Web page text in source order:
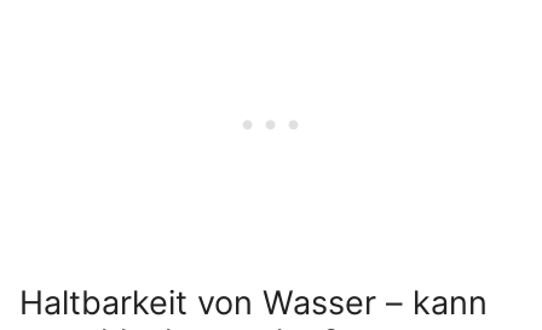
Haltbarkeit von Wasser – kann